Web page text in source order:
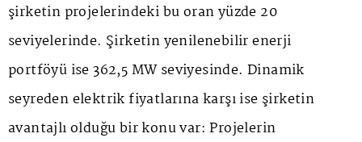
şirketin projelerindeki bu oran yüzde 20
seviyelerinde. Şirketin yenilenebilir enerji
portföyü ise 362,5 MW seviyesinde. Dinamik
seyreden elektrik fiyatlarına karşı ise şirketin
avantajlı olduğu bir konu var: Projelerin